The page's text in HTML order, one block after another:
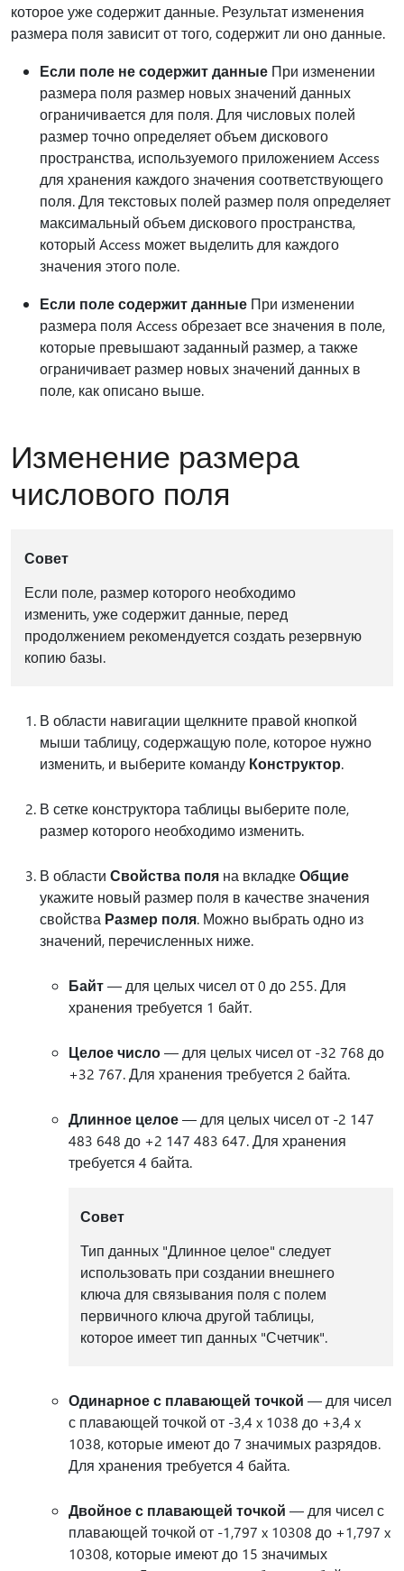
которое уже содержит данные. Результат изменения
размера поля зависит от того, содержит ли оно данные.
Если поле не содержит данные При изменении
размера поля размер новых значений данных
ограничивается для поля. Для числовых полей
размер точно определяет объем дискового
пространства, используемого приложением Access
для хранения каждого значения соответствующего
поля. Для текстовых полей размер поля определяет
максимальный объем дискового пространства,
который Access может выделить для каждого
значения этого поле.
Если поле содержит данные При изменении
размера поля Access обрезает все значения в поле,
которые превышают заданный размер, а также
ограничивает размер новых значений данных в
поле, как описано выше.
Изменение размера
числового поля
Совет
Если поле, размер которого необходимо
изменить, уже содержит данные, перед
продолжением рекомендуется создать резервную
копию базы.
В области навигации щелкните правой кнопкой
мыши таблицу, содержащую поле, которое нужно
изменить, и выберите команду Конструктор.
В сетке конструктора таблицы выберите поле,
размер которого необходимо изменить.
В области Свойства поля на вкладкеОбщие
укажите новый размер поля в качестве значения
свойства Размер поля. Можно выбрать одно из
значений, перечисленных ниже.
Байт— для целых чисел от 0 до 255. Для
хранения требуется 1 байт.
Целое число— для целых чисел от -32 768 до
+32 767. Для хранения требуется 2 байта.
Длинное целое— для целых чисел от -2 147
483 648 до +2 147 483 647. Для хранения
требуется 4 байта.
Совет
Тип данных "Длинное целое" следует
использовать при создании внешнего
ключа для связывания поля с полем
первичного ключа другой таблицы,
которое имеет тип данных "Счетчик".
Одинарное с плавающей точкой — для чисел
с плавающей точкой от -3,4 x 1038 до +3,4 x
1038, которые имеют до 7 значимых разрядов.
Для хранения требуется 4 байта.
Двойное с плавающей точкой — для чисел с
плавающей точкой от -1,797 x 10308 до +1,797 x
10308, которые имеют до 15 значимых